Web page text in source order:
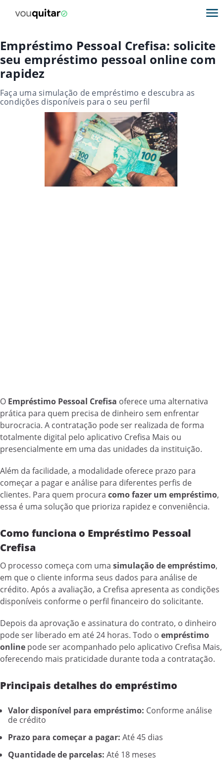
Empréstimo Pessoal Crefisa: solicite
seu empréstimo pessoal online com
rapidez
Faça uma simulação de empréstimo e descubra as
condições disponíveis para o seu perfil
O Empréstimo Pessoal Crefisa oferece uma alternativa
prática para quem precisa de dinheiro sem enfrentar
burocracia. A contratação pode ser realizada de forma
totalmente digital pelo aplicativo Crefisa Mais ou
presencialmente em uma das unidades da instituição.
Além da facilidade, a modalidade oferece prazo para
começar a pagar e análise para diferentes perfis de
clientes. Para quem procura como fazer um empréstimo,
essa é uma solução que prioriza rapidez e conveniência.
Como funciona o Empréstimo Pessoal
Crefisa
O processo começa com uma simulação de empréstimo,
em que o cliente informa seus dados para análise de
crédito. Após a avaliação, a Crefisa apresenta as condições
disponíveis conforme o perfil financeiro do solicitante.
Depois da aprovação e assinatura do contrato, o dinheiro
pode ser liberado em até 24 horas. Todo o empréstimo
online pode ser acompanhado pelo aplicativo Crefisa Mais,
oferecendo mais praticidade durante toda a contratação.
Principais detalhes do empréstimo
Valor disponível para empréstimo: Conforme análise
de crédito
Prazo para começar a pagar: Até 45 dias
Quantidade de parcelas: Até 18 meses